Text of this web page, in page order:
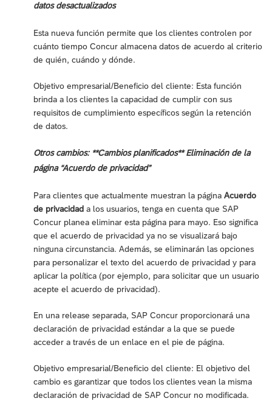
datos desactualizados
Esta nueva función permite que los clientes controlen por
cuánto tiempo Concur almacena datos de acuerdo al criterio
de quién, cuándo y dónde.
Objetivo empresarial/Beneficio del cliente: Esta función
brinda a los clientes la capacidad de cumplir con sus
requisitos de cumplimiento específicos según la retención
de datos.
Otros cambios: **Cambios planificados** Eliminación de la
página “Acuerdo de privacidad”
Para clientes que actualmente muestran la página Acuerdo
de privacidad a los usuarios, tenga en cuenta que SAP
Concur planea eliminar esta página para mayo. Eso significa
que el acuerdo de privacidad ya no se visualizará bajo
ninguna circunstancia. Además, se eliminarán las opciones
para personalizar el texto del acuerdo de privacidad y para
aplicar la política (por ejemplo, para solicitar que un usuario
acepte el acuerdo de privacidad).
En una release separada, SAP Concur proporcionará una
declaración de privacidad estándar a la que se puede
acceder a través de un enlace en el pie de página.
Objetivo empresarial/Beneficio del cliente: El objetivo del
cambio es garantizar que todos los clientes vean la misma
declaración de privacidad de SAP Concur no modificada.